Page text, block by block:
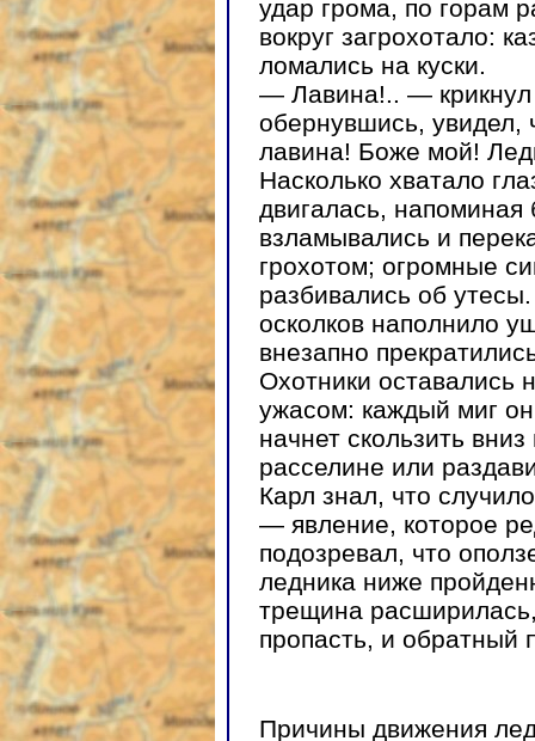
удар грома, по горам
вокруг загрохотало:
ломались на куски.
— Лавина!.. — крикнул
обернувшись,
лавина! Боже мой!
Насколько хватало
двигалась,
взламывались и
грохотом; огромные
разбивались об
осколков наполнило
внезапно
Охотники оставались
ужасом: каждый миг
начнет скользить
расселине или
Карл знал, что
— явление, которое
подозревал, что
ледника ниже
трещина
пропасть, и обратный
Причины движения